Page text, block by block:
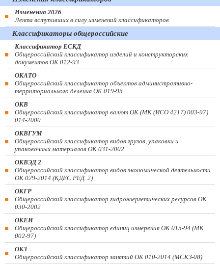
Изменения 2026
Лента вступивших в силу изменений классификаторов
Классификаторы общероссийские
Классификатор ЕСКД
Общероссийский классификатор изделий и конструкторских
документов ОК 012-93
ОКАТО
Общероссийский классификатор объектов административно-
территориального деления ОК 019-95
ОКВ
Общероссийский классификатор валют ОК (МК (ИСО 4217) 003-97)
014-2000
ОКВГУМ
Общероссийский классификатор видов грузов, упаковки и
упаковочных материалов ОК 031-2002
ОКВЭД 2
Общероссийский классификатор видов экономической деятельности
ОК 029-2014 (КДЕС РЕД. 2)
ОКГР
Общероссийский классификатор гидроэнергетических ресурсов ОК
030-2002
ОКЕИ
Общероссийский классификатор единиц измерения ОК 015-94 (МК
002-97)
ОКЗ
Общероссийский классификатор занятий ОК 010-2014 (МСКЗ-08)